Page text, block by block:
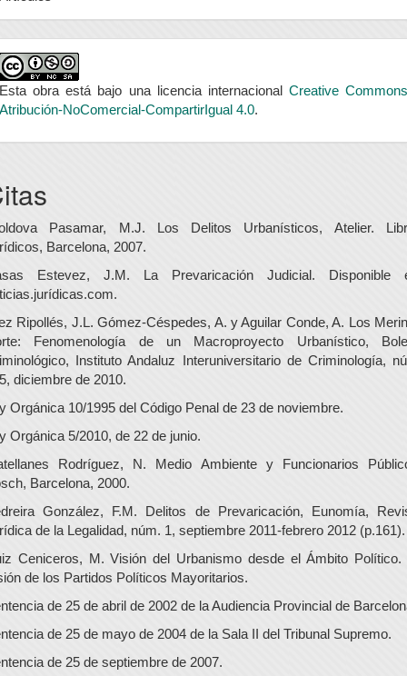
Esta obra está bajo una licencia internacional Creative Commons
Atribución-NoComercial-CompartirIgual 4.0.
Pasamar, M.J. Los Delitos Urbanísticos, Atelier.
Barcelona, 2007.
Estevez, J.M. La Prevaricación Judicial. Disponible
Ripollés, J.L. Gómez-Céspedes, A. y Aguilar Conde, A. Los
Fenomenología de un Macroproyecto Urbanístico,
Instituto Andaluz Interuniversitario de Criminología,
diciembre de 2010.
Orgánica 10/1995 del Código Penal de 23 de noviembre.
Orgánica 5/2010, de 22 de junio.
Rodríguez, N. Medio Ambiente y Funcionarios
Barcelona, 2000.
González, F.M. Delitos de Prevaricación, Eunomía,
de la Legalidad, núm. 1, septiembre 2011-febrero 2012 (p.161).
Ceniceros, M. Visión del Urbanismo desde el Ámbito Político.
de los Partidos Políticos Mayoritarios.
de 25 de abril de 2002 de la Audiencia Provincial de
de 25 de mayo de 2004 de la Sala II del Tribunal Supremo.
de 25 de septiembre de 2007.